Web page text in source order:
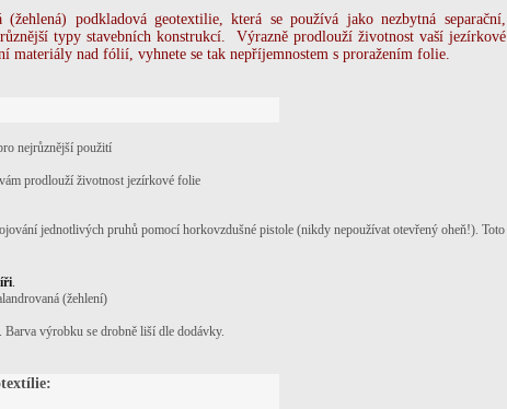
podkladová geotextilie, která se používá jako nezbytná separační,
typy stavebních konstrukcí. Výrazně prodlouží životnost vaší jezírkové
materiály nad fólií, vyhnete se tak nepříjemnostem s proražením folie.
nejrůznější použití
prodlouží životnost jezírkové folie
jednotlivých pruhů pomocí horkovzdušné pistole (nikdy nepoužívat otevřený oheň!). Toto
.
(žehlení)
výrobku se drobně liší dle dodávky.